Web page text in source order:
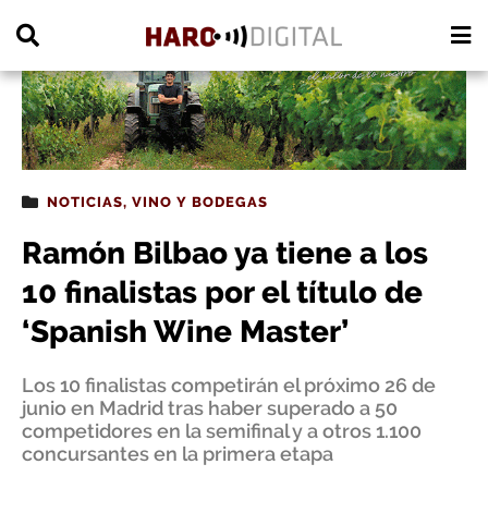
NOTICIAS, VINO Y BODEGAS
Ramón Bilbao ya tiene a los
10 finalistas por el título de
‘Spanish Wine Master’
Los 10 finalistas competirán el próximo 26 de
junio en Madrid tras haber superado a 50
competidores en la semifinal y a otros 1.100
concursantes en la primera etapa